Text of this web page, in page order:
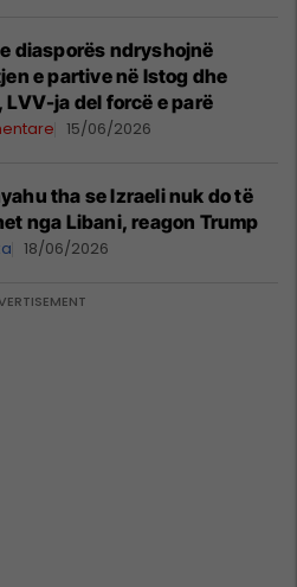
diasporës ndryshojnë
e partive në Istog dhe
LVV-ja del forcë e parë
15/06/2026
tha se Izraeli nuk do të
nga Libani, reagon Trump
18/06/2026